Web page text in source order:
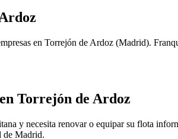
en Torrejón de Ardoz (Madrid).
Torrejón de Ardoz
y necesita renovar o equipar su flota
de Madrid.